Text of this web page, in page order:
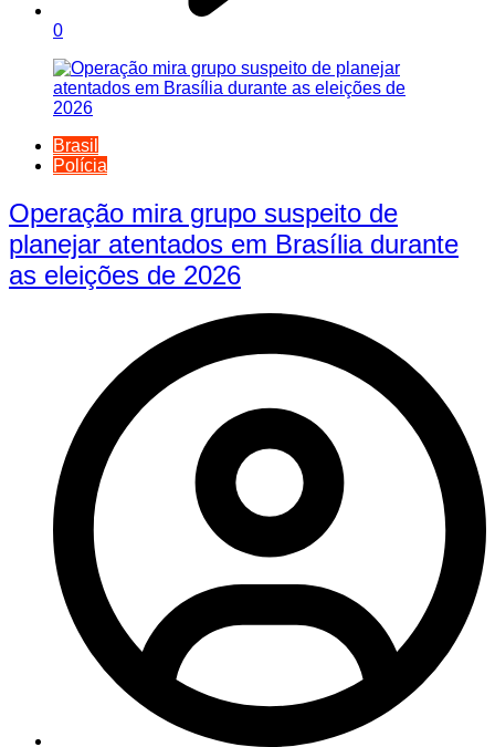
0
Brasil
Polícia
Operação mira grupo suspeito de
planejar atentados em Brasília durante
as eleições de 2026